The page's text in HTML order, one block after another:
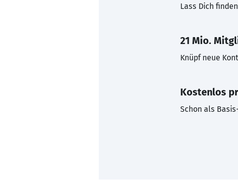
Lass Dich
21 Mio.
Knüpf neue
Kostenlos
Schon als